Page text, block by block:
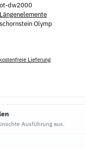
ot-dw2000
Längenelemente
schornstein Olymp
Lieferung
Ausführung aus.